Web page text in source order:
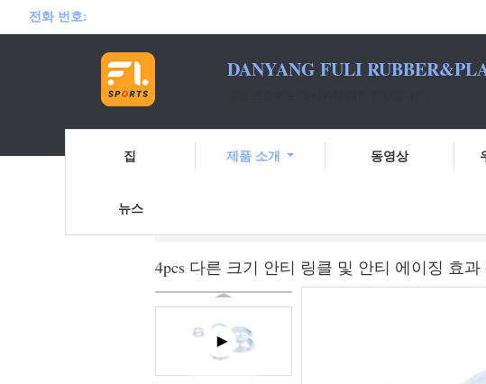
전화 번호:
DANYANG FULI
집 제품 소개 동영상
뉴스
4pcs 다른 크기 안티 링클 및 안티 에이징 효